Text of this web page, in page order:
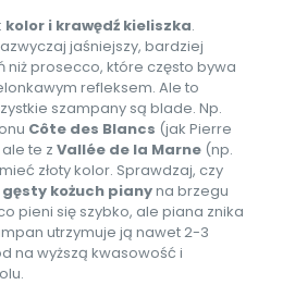
kolor i krawędź kieliszka.
jaśniejszy, bardziej
niż prosecco, które często bywa
refleksem. Ale to
szampany są blade. Np.
Côte des Blancs (jak Pierre
te z Vallée de la Marne(np.
złoty kolor. Sprawdzaj, czy
gęsty kożuch pianyna brzegu
pieni się szybko, ale piana znika
utrzymuje ją nawet 2-3
na wyższą kwasowość i